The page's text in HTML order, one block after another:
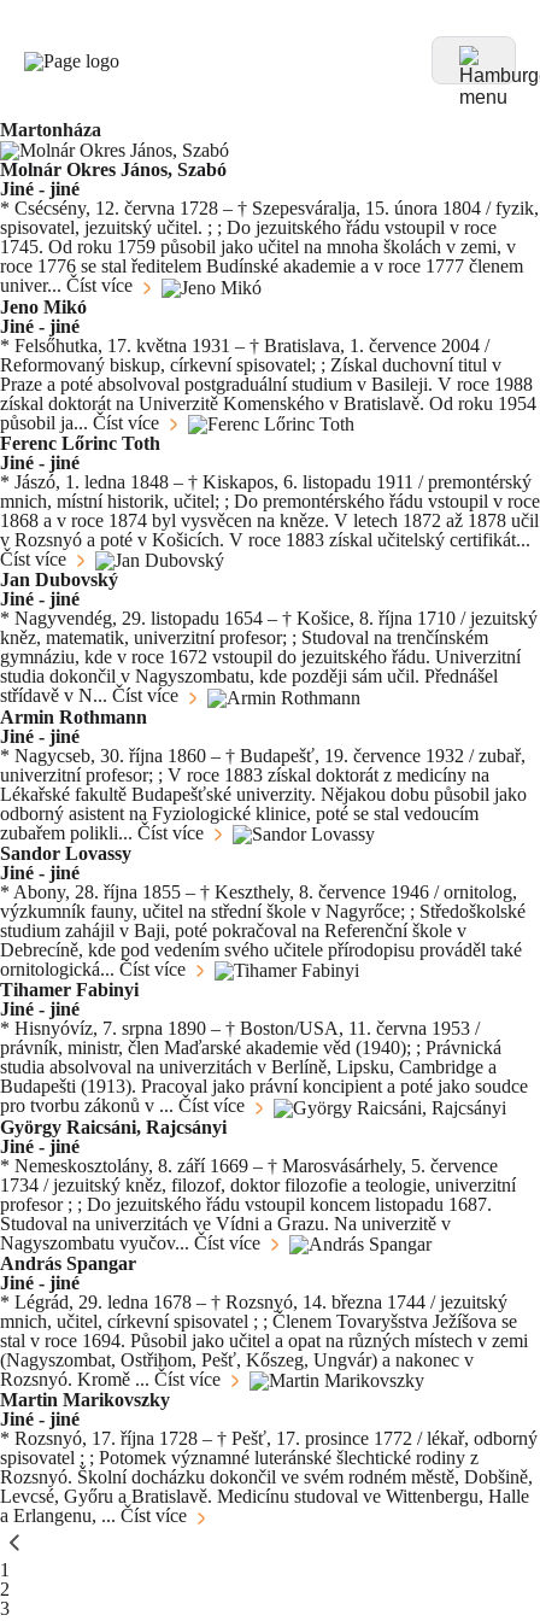
Martonháza
Molnár Okres János, Szabó
Jiné - jiné
* Csécsény, 12. června 1728 – † Szepesváralja, 15. února 1804 / fyzik,
spisovatel, jezuitský učitel. ; ; Do jezuitského řádu vstoupil v roce
1745. Od roku 1759 působil jako učitel na mnoha školách v zemi, v
roce 1776 se stal ředitelem Budínské akademie a v roce 1777 členem
univer... Číst více
Jeno Mikó
Jiné - jiné
* Felsőhutka, 17. května 1931 – † Bratislava, 1. července 2004 /
Reformovaný biskup, církevní spisovatel; ; Získal duchovní titul v
Praze a poté absolvoval postgraduální studium v Basileji. V roce 1988
získal doktorát na Univerzitě Komenského v Bratislavě. Od roku 1954
působil ja... Číst více
Ferenc Lőrinc Toth
Jiné - jiné
* Jászó, 1. ledna 1848 – † Kiskapos, 6. listopadu 1911 / premontérský
mnich, místní historik, učitel; ; Do premontérského řádu vstoupil v roce
1868 a v roce 1874 byl vysvěcen na kněze. V letech 1872 až 1878 učil
v Rozsnyó a poté v Košicích. V roce 1883 získal učitelský certifikát...
Číst více
Jan Dubovský
Jiné - jiné
* Nagyvendég, 29. listopadu 1654 – † Košice, 8. října 1710 / jezuitský
kněz, matematik, univerzitní profesor; ; Studoval na trenčínském
gymnáziu, kde v roce 1672 vstoupil do jezuitského řádu. Univerzitní
studia dokončil v Nagyszombatu, kde později sám učil. Přednášel
střídavě v N... Číst více
Armin Rothmann
Jiné - jiné
* Nagycseb, 30. října 1860 – † Budapešť, 19. července 1932 / zubař,
univerzitní profesor; ; V roce 1883 získal doktorát z medicíny na
Lékařské fakultě Budapešťské univerzity. Nějakou dobu působil jako
odborný asistent na Fyziologické klinice, poté se stal vedoucím
zubařem polikli... Číst více
Sandor Lovassy
Jiné - jiné
* Abony, 28. října 1855 – † Keszthely, 8. července 1946 / ornitolog,
výzkumník fauny, učitel na střední škole v Nagyrőce; ; Středoškolské
studium zahájil v Baji, poté pokračoval na Referenční škole v
Debrecíně, kde pod vedením svého učitele přírodopisu prováděl také
ornitologická... Číst více
Tihamer Fabinyi
Jiné - jiné
* Hisnyóvíz, 7. srpna 1890 – † Boston/USA, 11. června 1953 /
právník, ministr, člen Maďarské akademie věd (1940); ; Právnická
studia absolvoval na univerzitách v Berlíně, Lipsku, Cambridge a
Budapešti (1913). Pracoval jako právní koncipient a poté jako soudce
pro tvorbu zákonů v ... Číst více
György Raicsáni, Rajcsányi
Jiné - jiné
* Nemeskosztolány, 8. září 1669 – † Marosvásárhely, 5. července
1734 / jezuitský kněz, filozof, doktor filozofie a teologie, univerzitní
profesor ; ; Do jezuitského řádu vstoupil koncem listopadu 1687.
Studoval na univerzitách ve Vídni a Grazu. Na univerzitě v
Nagyszombatu vyučov... Číst více
András Spangar
Jiné - jiné
* Légrád, 29. ledna 1678 – † Rozsnyó, 14. března 1744 / jezuitský
mnich, učitel, církevní spisovatel ; ; Členem Tovaryšstva Ježíšova se
stal v roce 1694. Působil jako učitel a opat na různých místech v zemi
(Nagyszombat, Ostřihom, Pešť, Kőszeg, Ungvár) a nakonec v
Rozsnyó. Kromě ... Číst více
Martin Marikovszky
Jiné - jiné
* Rozsnyó, 17. října 1728 – † Pešť, 17. prosince 1772 / lékař, odborný
spisovatel ; ; Potomek významné luteránské šlechtické rodiny z
Rozsnyó. Školní docházku dokončil ve svém rodném městě, Dobšině,
Levcsé, Győru a Bratislavě. Medicínu studoval ve Wittenbergu, Halle
a Erlangenu, ... Číst více
You're currently reading page
1
Stránka
2
Stránka
3